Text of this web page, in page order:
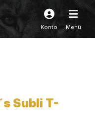
Konto Menü
Subli T-